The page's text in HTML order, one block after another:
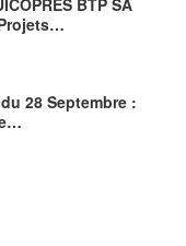
28 Septembre :